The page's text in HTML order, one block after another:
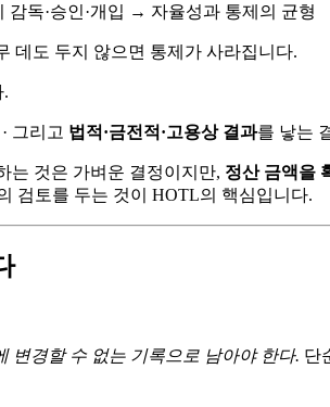
감독·승인·개입 → 자율성과 통제의 균형
데도 두지 않으면 통제가 사라집니다.
.
그리고 법적·금전적·고용상 결과를 낳는
는 것은 가벼운 결정이지만, 정산 금액을
검토를 두는 것이 HOTL의 핵심입니다.
변경할 수 없는 기록으로 남아야 한다. 단